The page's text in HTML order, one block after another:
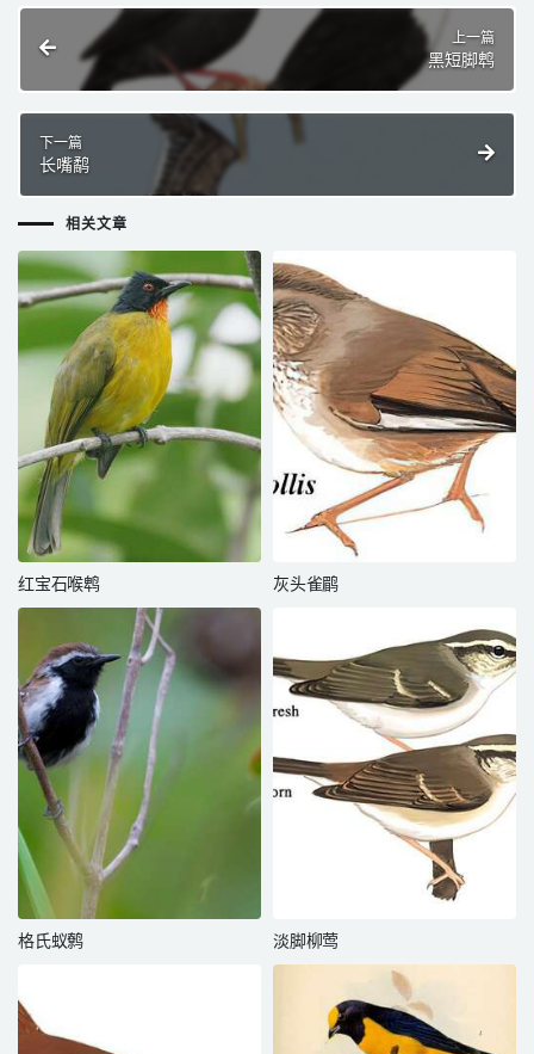
上一篇
黑短脚鹎
下一篇
长嘴鹬
相关文章
红宝石喉鹎 灰头雀鹛
格氏蚁鹩 淡脚柳莺